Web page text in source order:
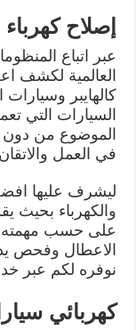
إصلاح
عبر اتباع
العالمية لكشف
السيارات التي
الموضوع من دون
في العمل
ليشرف عليها
والكهرباء بحيث
على حسب مهمته،
الاعطال وفحص
نوفره لكم عبر
كهربائي